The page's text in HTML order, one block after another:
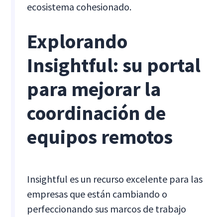
ecosistema cohesionado.
Explorando
Insightful: su portal
para mejorar la
coordinación de
equipos remotos
Insightful es un recurso excelente para las
empresas que están cambiando o
perfeccionando sus marcos de trabajo